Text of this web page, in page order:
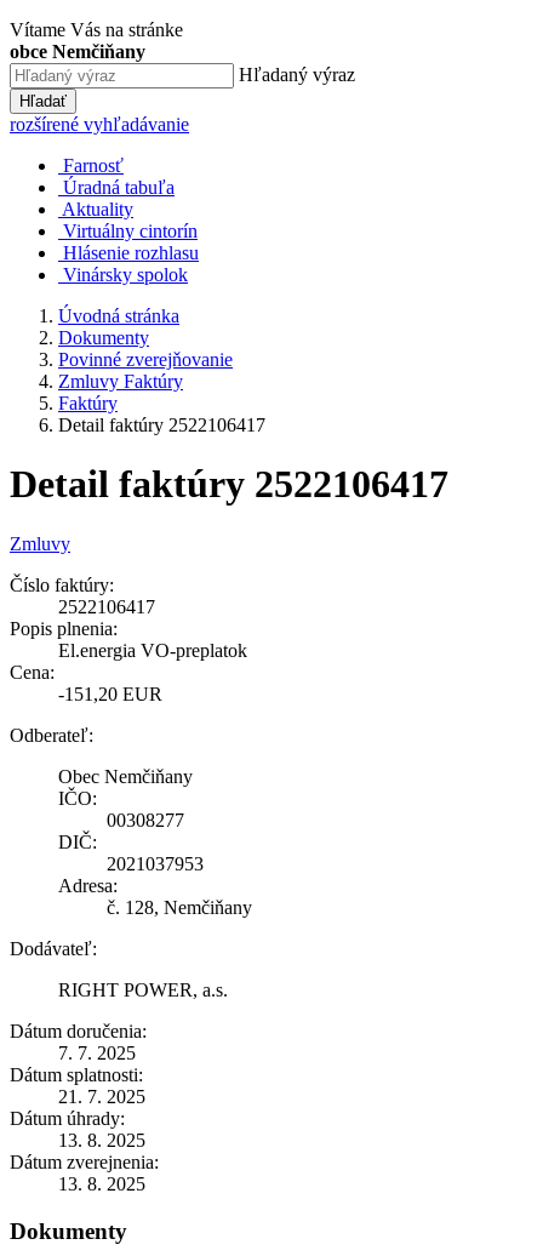
Vítame Vás na stránke
obce Nemčiňany
Hľadaný výraz
Hľadať
rozšírené vyhľadávanie
Farnosť
Úradná tabuľa
Aktuality
Virtuálny cintorín
Hlásenie rozhlasu
Vinársky spolok
Úvodná stránka
Dokumenty
Povinné zverejňovanie
Zmluvy Faktúry
Faktúry
Detail faktúry 2522106417
Detail faktúry 2522106417
Zmluvy
Číslo faktúry:
2522106417
Popis plnenia:
El.energia VO-preplatok
Cena:
-151,20 EUR
Odberateľ:
Obec Nemčiňany
IČO:
00308277
DIČ:
2021037953
Adresa:
č. 128, Nemčiňany
Dodávateľ:
RIGHT POWER, a.s.
Dátum doručenia:
7. 7. 2025
Dátum splatnosti:
21. 7. 2025
Dátum úhrady:
13. 8. 2025
Dátum zverejnenia:
13. 8. 2025
Dokumenty